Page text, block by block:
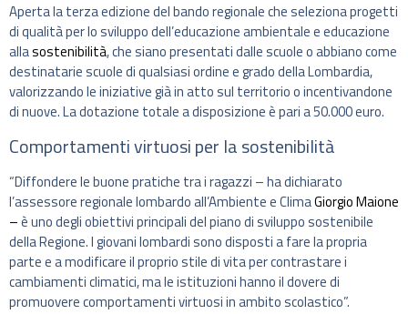
Aperta la terza edizione del bando regionale che seleziona progetti
di qualità per lo sviluppo dell’educazione ambientale e educazione
allasostenibilità, che siano presentati dalle scuole o abbiano come
destinatarie scuole di qualsiasi ordine e grado della Lombardia,
valorizzando le iniziative già in atto sul territorio o incentivandone
di nuove. La dotazione totale a disposizione è pari a 50.000 euro.
Comportamenti virtuosi per la sostenibilità
“Diffondere le buone pratiche tra i ragazzi – ha dichiarato
l’assessore regionale lombardo all’Ambiente e ClimaGiorgio Maione
–è uno degli obiettivi principali del piano di sviluppo sostenibile
della Regione. I giovani lombardi sono disposti a fare la propria
parte e a modificare il proprio stile di vita per contrastare i
cambiamenti climatici, ma le istituzioni hanno il dovere di
promuovere comportamenti virtuosi in ambito scolastico”.